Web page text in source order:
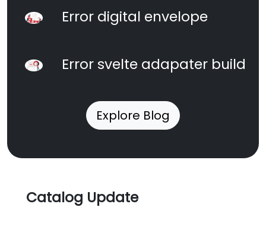
Error digital envelope
Error svelte adapater build
Explore Blog
Catalog Update